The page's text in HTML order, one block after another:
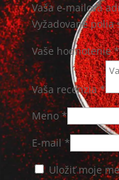
Vaša e-mailová
Vyžadované
Vaše hodnotenie *
Vaša recenzia*
Meno*
E-mail*
Uložiť moje